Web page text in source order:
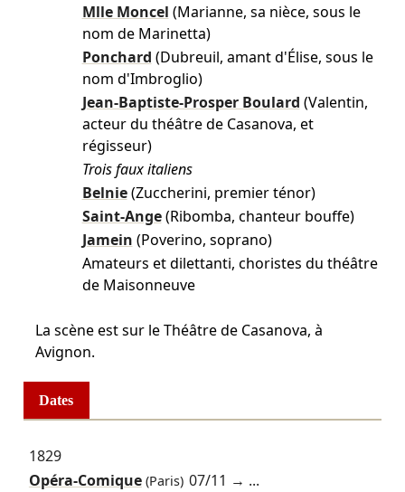
Mlle Moncel (Marianne, sa nièce, sous le
nom de Marinetta)
Ponchard (Dubreuil, amant d'Élise, sous le
nom d'Imbroglio)
Jean-Baptiste-Prosper Boulard (Valentin,
acteur du théâtre de Casanova, et
régisseur)
Trois faux italiens
Belnie (Zuccherini, premier ténor)
Saint-Ange (Ribomba, chanteur bouffe)
Jamein (Poverino, soprano)
Amateurs et dilettanti, choristes du théâtre
de Maisonneuve
La scène est sur le Théâtre de Casanova, à
Avignon.
Dates
1829
Opéra-Comique(Paris) 07/11 → ...